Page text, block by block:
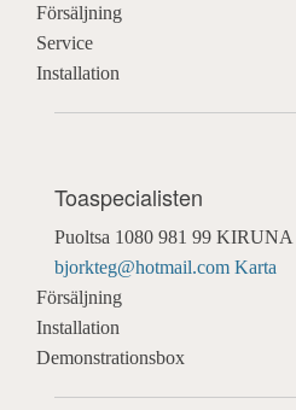
Försäljning
Service
Installation
Toaspecialisten
Puoltsa 1080 981 99 KIRUNA
bjorkteg@hotmail.com Karta
Försäljning
Installation
Demonstrationsbox